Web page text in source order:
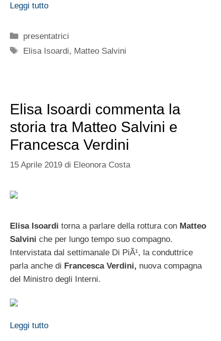
Leggi tutto
Categorie
presentatrici
Tag
Elisa Isoardi, Matteo Salvini
Elisa Isoardi commenta la
storia tra Matteo Salvini e
Francesca Verdini
15 Aprile 2019 di Eleonora Costa
Elisa Isoardi torna a parlare della rottura con Matteo
Salvini che per lungo tempo suo compagno.
Intervistata dal settimanale Di PiÃ¹, la conduttrice
parla anche di Francesca Verdini, nuova compagna
del Ministro degli Interni.
Leggi tutto